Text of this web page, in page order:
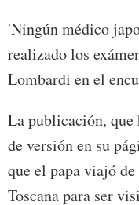
'Ningún médico
realizado los
Lombardi en el
La publicación, que
de versión en su
que el papa viajó
Toscana para ser